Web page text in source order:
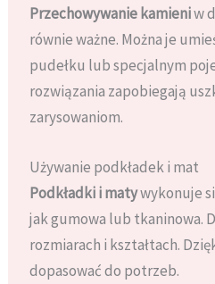
Przechowywanie kamieniw
równie ważne. Można je
pudełku lub specjalnym
rozwiązania zapobiegają
zarysowaniom.
Używanie podkładek i mat
Podkładki i matywykonuje
jak gumowa lub tkaninowa.
rozmiarach i kształtach.
dopasować do potrzeb.